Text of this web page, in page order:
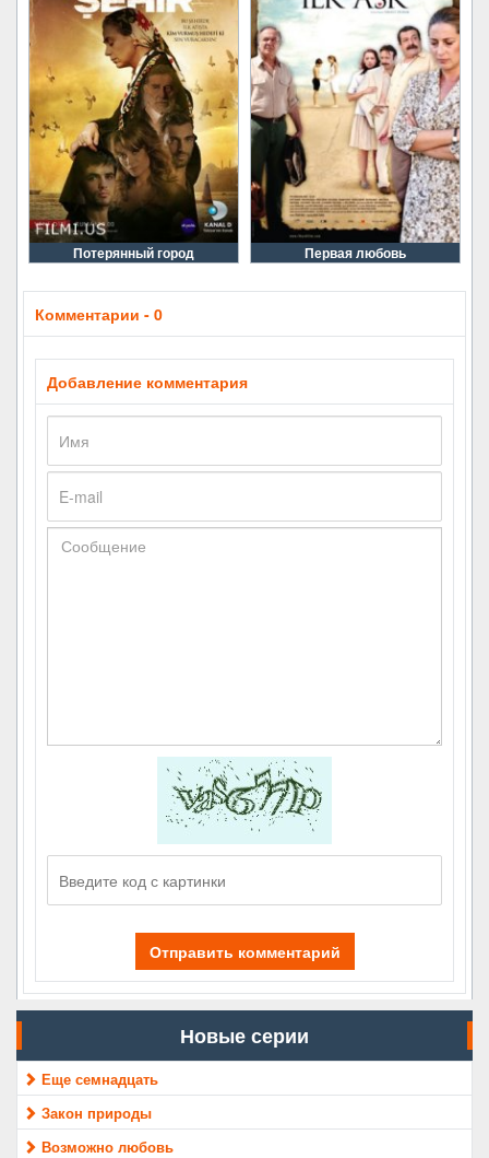
Потерянный город Первая любовь
Комментарии - 0
Добавление комментария
Отправить комментарий
Новые серии
Еще семнадцать
Закон природы
Возможно любовь